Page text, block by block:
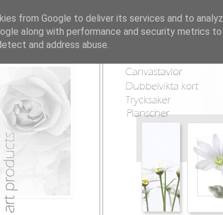
from Google to deliver its services and to
along with performance and security metrics
and address abuse.